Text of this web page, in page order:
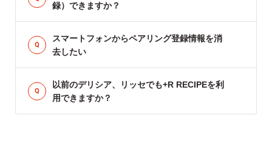
録）できますか？
スマートフォンからペアリング登録情報を消
去したい
以前のデリシア、リッセでも+R RECIPEを利
用できますか？